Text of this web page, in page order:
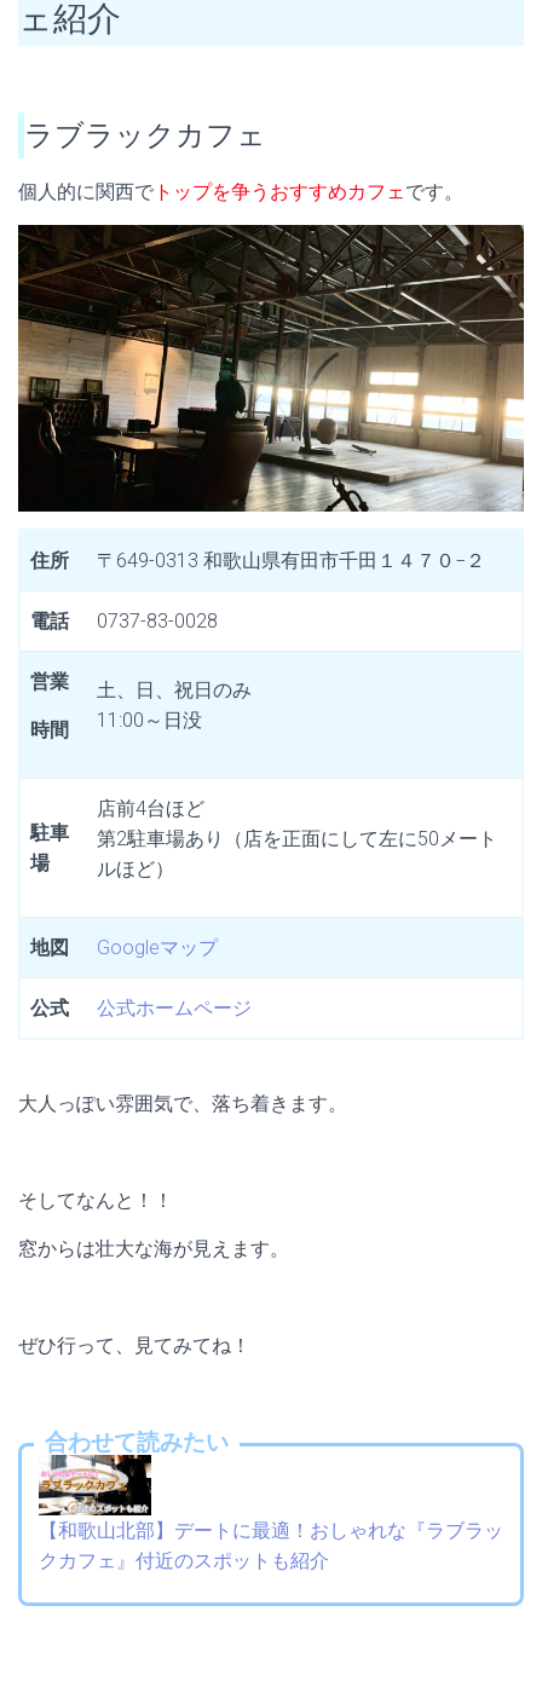
ェ紹介
ラブラックカフェ
個人的に関西で トップを争うおすすめカフェです。
住所 〒649-0313 和歌山県有田市千田１４７０−２
電話 0737-83-0028
営業
時間
土、日、祝日のみ
11:00～日没
駐車
場
店前4台ほど
第2駐車場あり（店を正面にして左に50メート
ルほど）
地図 Googleマップ
公式 公式ホームページ
大人っぽい雰囲気で、落ち着きます。
そしてなんと！！
窓からは壮大な海が見えます。
ぜひ行って、見てみてね！
合わせて読みたい
【和歌山北部】デートに最適！おしゃれな『ラブラッ
クカフェ』付近のスポットも紹介